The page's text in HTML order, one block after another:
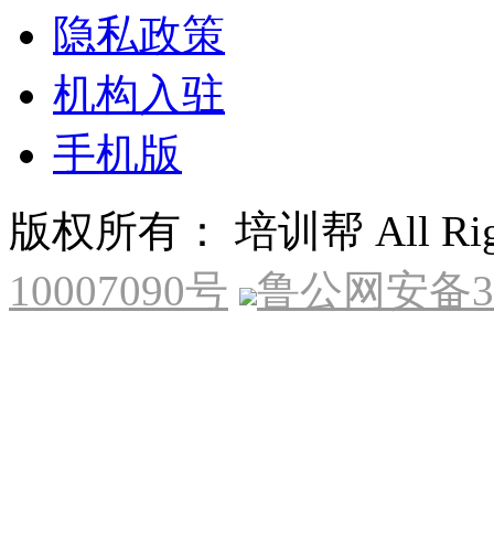
隐私政策
机构入驻
手机版
版权所有： 培训帮 All
10007090号
鲁公网安备